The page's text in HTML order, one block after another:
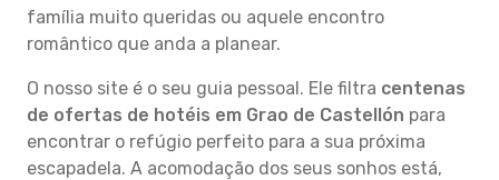
família muito queridas ou aquele encontro
romântico que anda a planear.
O nosso site é o seu guia pessoal. Ele filtra centenas
de ofertas de hotéis em Grao de Castellón para
encontrar o refúgio perfeito para a sua próxima
escapadela. A acomodação dos seus sonhos está,